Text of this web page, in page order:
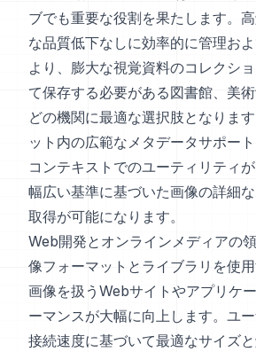
ブでも重要な役割を果たします。
な品質低下なしに効率的に管理お
より、膨大な視覚資料のコレクシ
て保存する必要がある図書館、美
どの機関に最適な選択肢となりま
ット内の広範なメタデータサポー
コンテキストでのユーティリティが
幅広い基準に基づいた画像の詳細
取得が可能になります。
Web開発とオンラインメディアの
像フォーマットとライブラリを使
画像を扱うWebサイトやアプリケ
ーマンスが大幅に向上します。ユ
接続速度に基づいて最適なサイズ